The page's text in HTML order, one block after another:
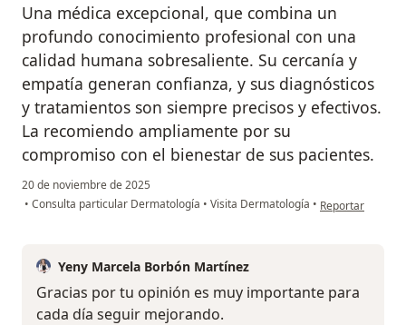
Una médica excepcional, que combina un
profundo conocimiento profesional con una
calidad humana sobresaliente. Su cercanía y
empatía generan confianza, y sus diagnósticos
y tratamientos son siempre precisos y efectivos.
La recomiendo ampliamente por su
compromiso con el bienestar de sus pacientes.
20 de noviembre de 2025
• Consulta particular Dermatología • Visita Dermatología • en opinión del
Reportar
Yeny Marcela Borbón Martínez
Gracias por tu opinión es muy importante para
cada día seguir mejorando.